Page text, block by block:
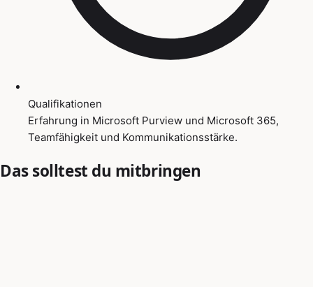
Qualifikationen
Erfahrung in Microsoft Purview und Microsoft 365,
Teamfähigkeit und Kommunikationsstärke.
Das solltest du mitbringen